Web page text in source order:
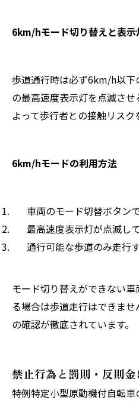
6km/hモード切り替えと表示
歩道通行時は必ず6km/h以
の最高速度表示灯を点滅さ
よって歩行者との接触リスク
6km/hモードの利用方法
車両のモード切替ボタン
最高速度表示灯が点滅し
通行可能な歩道のみ走行
モード切り替えができない
る場合は歩道走行はできま
の確認が徹底されています。
禁止行為と罰則・反則金
特例特定小型原動機付自転